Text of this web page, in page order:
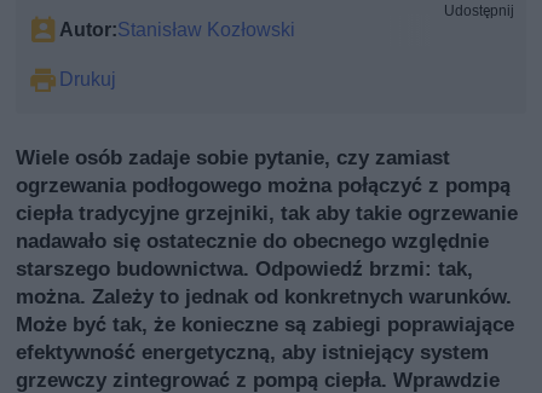
Autor:Stanisław Kozłowski
Drukuj
Udostępnij
Wiele osób zadaje sobie pytanie, czy zamiast
ogrzewania podłogowego można połączyć z pompą
ciepła tradycyjne grzejniki, tak aby takie ogrzewanie
nadawało się ostatecznie do obecnego względnie
starszego budownictwa. Odpowiedź brzmi: tak,
można. Zależy to jednak od konkretnych warunków.
Może być tak, że konieczne są zabiegi poprawiające
efektywność energetyczną, aby istniejący system
grzewczy zintegrować z pompą ciepła. Wprawdzie